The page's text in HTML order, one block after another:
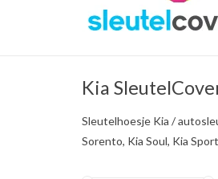
Kia
Sleutelhoesje Kia /
Sorento, Kia Soul, Kia